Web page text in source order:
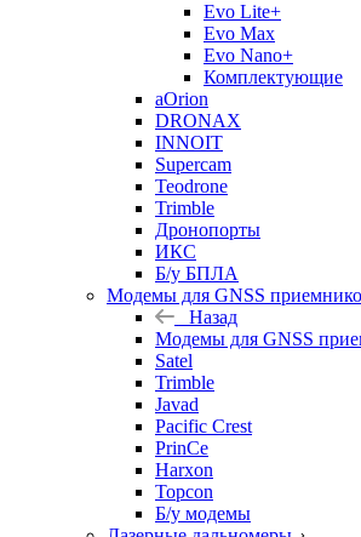
Evo Lite+
Evo Max
Evo Nano+
Комплектующие
aOrion
DRONAX
INNOIT
Supercam
Teodrone
Trimble
Дронопорты
ИКС
Б/у БПЛА
Модемы для GNSS
Назад
Модемы для GNSS
Satel
Trimble
Javad
Pacific Crest
PrinCe
Harxon
Topcon
Б/у модемы